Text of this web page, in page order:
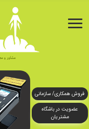
فروش همکاری/ سازمانی
عضویت در باشگاه
مشتریان